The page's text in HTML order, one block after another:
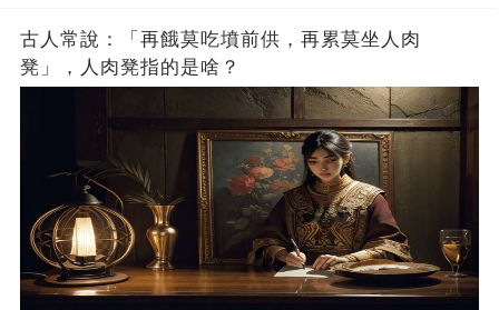
古人常說：「再餓莫吃墳前供，再累莫坐人肉
凳」，人肉凳指的是啥？